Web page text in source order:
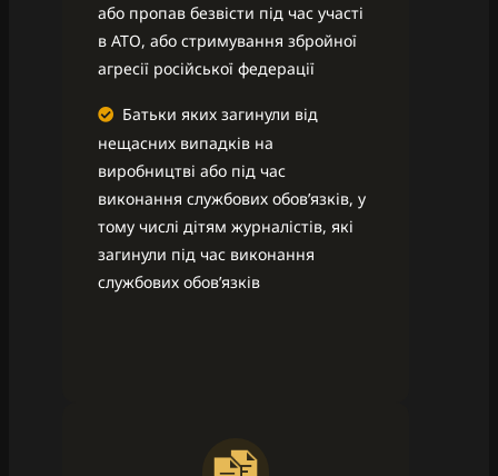
або пропав безвісти під час участі
в АТО, або стримування збройної
агресії російської федерації
Батьки яких загинули від
нещасних випадків на
виробництві або під час
виконання службових обов’язків, у
тому числі дітям журналістів, які
загинули під час виконання
службових обов’язків